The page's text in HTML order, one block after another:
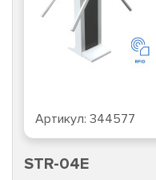
Артикул: 344577
STR-04E